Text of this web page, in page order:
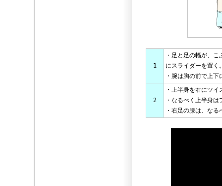
1
・足と足の幅が、
にスライダーを置く
・腕は胸の前で上
2
・上半身を右にツ
・なるべく上半身
・右足の膝は、な